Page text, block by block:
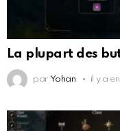
La plupart des
par Yohan il y a